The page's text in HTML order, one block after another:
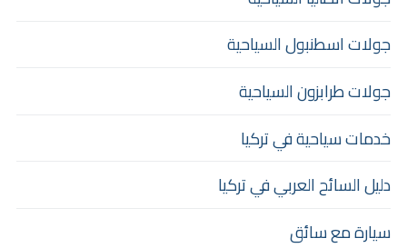
جولات اسطنبول السياحية
جولات طرابزون السياحية
خدمات سياحية في تركيا
دليل السائح العربي في تركيا
سيارة مع سائق